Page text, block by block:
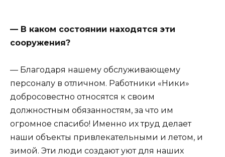
— В каком состоянии находятся эти
сооружения?
— Благодаря нашему обслуживающему
персоналу в отличном. Работники «Ники»
добросовестно относятся к своим
должностным обязанностям, за что им
огромное спасибо! Именно их труд делает
наши объекты привлекательными и летом, и
зимой. Эти люди создают уют для наших